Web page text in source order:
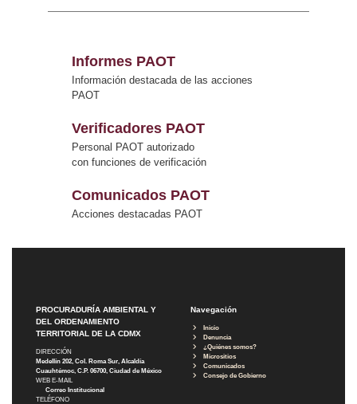
Informes PAOT
Información destacada de las acciones
PAOT
Verificadores PAOT
Personal PAOT autorizado
con funciones de verificación
Comunicados PAOT
Acciones destacadas PAOT
PROCURADURÍA AMBIENTAL Y
DEL ORDENAMIENTO
TERRITORIAL DE LA CDMX
DIRECCIÓN
Medellín 202, Col. Roma Sur, Alcaldía
Cuauhtémoc, C.P. 06700, Ciudad de México
WEB E-MAIL
Correo Institucional
TELÉFONO
Navegación
Inicio
Denuncia
¿Quiénes somos?
Micrositios
Comunicados
Consejo de Gobierno